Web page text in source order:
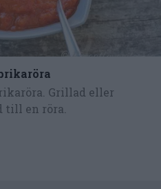
Grillad eller
till en röra.